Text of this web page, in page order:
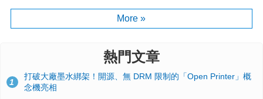
More »
熱門文章
1
打破大廠墨水綁架！開源、無 DRM 限制的「Open Printer」概
念機亮相